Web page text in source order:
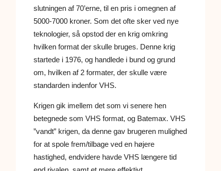
slutningen af 70’erne, til en pris i omegnen af
5000-7000 kroner. Som det ofte sker ved nye
teknologier, så opstod der en krig omkring
hvilken format der skulle bruges. Denne krig
startede i 1976, og handlede i bund og grund
om, hvilken af 2 formater, der skulle være
standarden indenfor VHS.
Krigen gik imellem det som vi senere hen
betegnede som VHS format, og Batemax. VHS
”vandt” krigen, da denne gav brugeren mulighed
for at spole frem/tilbage ved en højere
hastighed, endvidere havde VHS længere tid